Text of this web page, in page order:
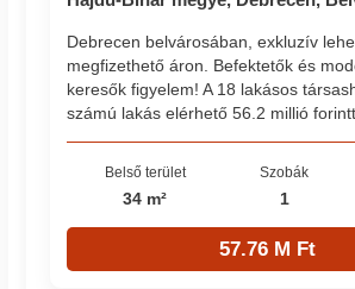
Debrecen belvárosában, exkluzív
megfizethető áron. Befektetők és
keresők figyelem! A 18 lakásos
számú lakás elérhető 56.2 millió
Belső terület
34 m²
Szobák
1
57.76 M Ft